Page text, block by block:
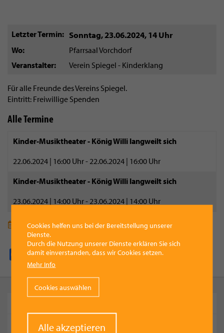
Letzter Termin Sonntag, 23.06.2024,14 Uhr
Wo
Pfarrsaal Vorchdorf
Veranstalter
Verein Spiegel - Kinderklang
Für alle Freunde des Vereins Spiegel.
Eintritt: Freiwillige Spenden
Alle Termine
Kinder-Musiktheater - König Willi langweilt sich
22.06.2024 | 16:00 Uhr - 22.06.2024 | 16:00 Uhr
Kinder-Musiktheater - König Willi langweilt sich
23.06.2024 | 14:00 Uhr - 23.06.2024 | 14:00 Uhr
Termin für deinen Kalender speichern (ics-Datei)
Facebook
Pinterest
X WhatsApp
Email
Dirndlfliegen im Freibad Viechtwang 2026
Cookies helfen uns bei der Bereitstellung unserer
Dienste.
Durch die Nutzung unserer Dienste erklären Sie sich
damit einverstanden, dass wir Cookies setzen.
Mehr Info
Cookies auswählen
Alle akzeptieren